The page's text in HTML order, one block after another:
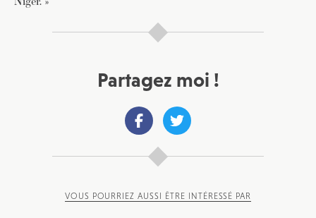
Partagez moi !
VOUS POURRIEZ AUSSI ÊTRE INTÉRESSÉ PAR